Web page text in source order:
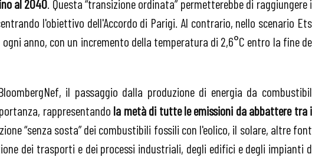
al 2040 . Questa “transizione ordinata” permetterebbe di raggiungere
l'obiettivo dell'Accordo di Parigi. Al contrario, nello scenario
anno, con un incremento della temperatura di 2,6°C entro la fine
il passaggio dalla produzione di energia da
rappresentando la metà di tutte le emissioni da abbattere tra
“senza sosta” dei combustibili fossili con l'eolico, il solare, altre
dei trasporti e dei processi industriali, degli edifici e degli impianti